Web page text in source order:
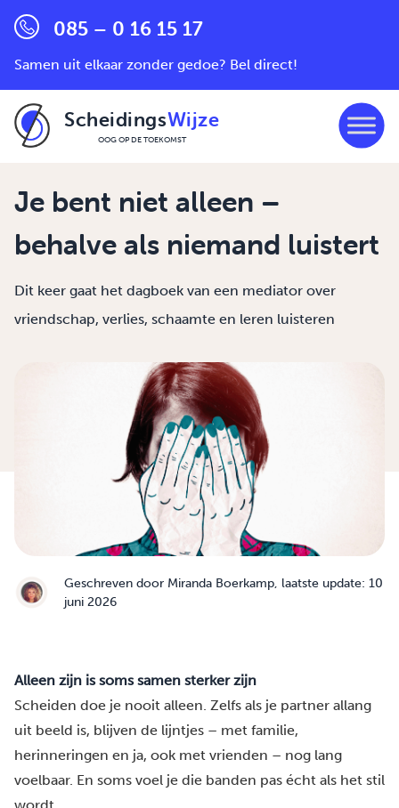
085 – 0 16 15 17
Samen uit elkaar zonder gedoe? Bel direct!
ScheidingsWijze
OOG OP DE TOEKOMST
Je bent niet alleen –
behalve als niemand luistert
Dit keer gaat het dagboek van een mediator over
vriendschap, verlies, schaamte en leren luisteren
Geschreven door Miranda Boerkamp, laatste update: 10
juni 2026
Alleen zijn is soms samen sterker zijn
Scheiden doe je nooit alleen. Zelfs als je partner allang
uit beeld is, blijven de lijntjes – met familie,
herinneringen en ja, ook met vrienden – nog lang
voelbaar. En soms voel je die banden pas écht als het stil